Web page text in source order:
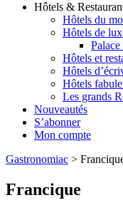
Hôtels &
Hôtels du
Hôtels de
Hôtels et
Hôtels
Hôtels
Les grands
Nouveautés
S’abonner
Mon compte
Gastronomiac >
Francique